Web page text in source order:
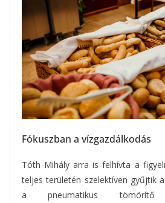
Fókuszban a vízgazdálkodás
Tóth Mihály arra is felhívta a
teljes területén szelektíven gyűjtik
a pneumatikus tömörítő